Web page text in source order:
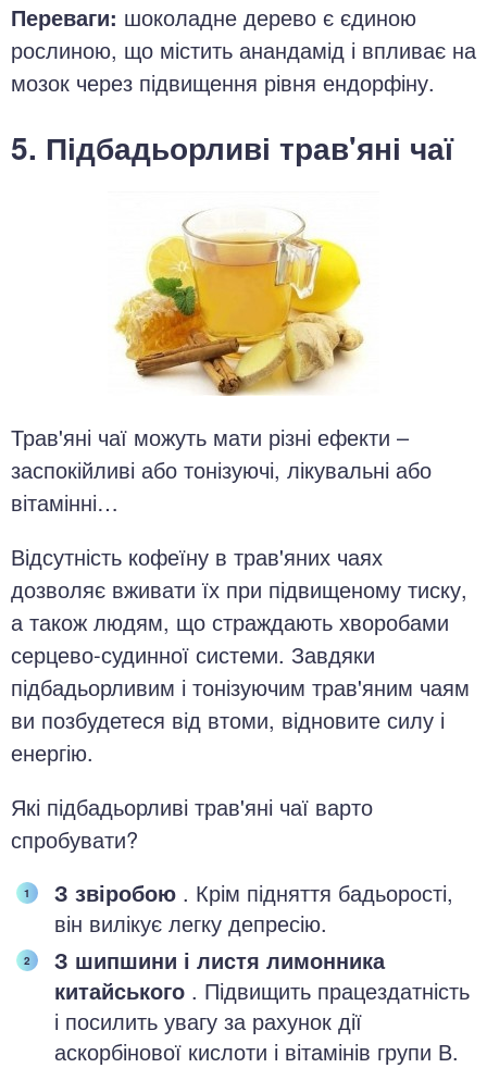
Переваги: шоколадне дерево є єдиною
рослиною, що містить анандамід і впливає на
мозок через підвищення рівня ендорфіну.
5. Підбадьорливі трав'яні чаї
Трав'яні чаї можуть мати різні ефекти –
заспокійливі або тонізуючі, лікувальні або
вітамінні…
Відсутність кофеїну в трав'яних чаях
дозволяє вживати їх при підвищеному тиску,
а також людям, що страждають хворобами
серцево-судинної системи. Завдяки
підбадьорливим і тонізуючим трав'яним чаям
ви позбудетеся від втоми, відновите силу і
енергію.
Які підбадьорливі трав'яні чаї варто
спробувати?
З звіробою . Крім підняття бадьорості,
він вилікує легку депресію.
З шипшини і листя лимонника
китайського . Підвищить працездатність
і посилить увагу за рахунок дії
аскорбінової кислоти і вітамінів групи В.